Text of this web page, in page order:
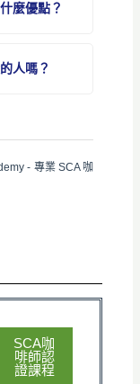
麼優點？
人嗎？
- 專業 SCA 咖
SCA咖
啡師認
證課程